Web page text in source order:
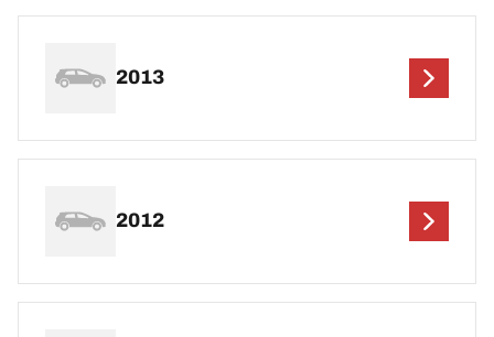
2013
2012